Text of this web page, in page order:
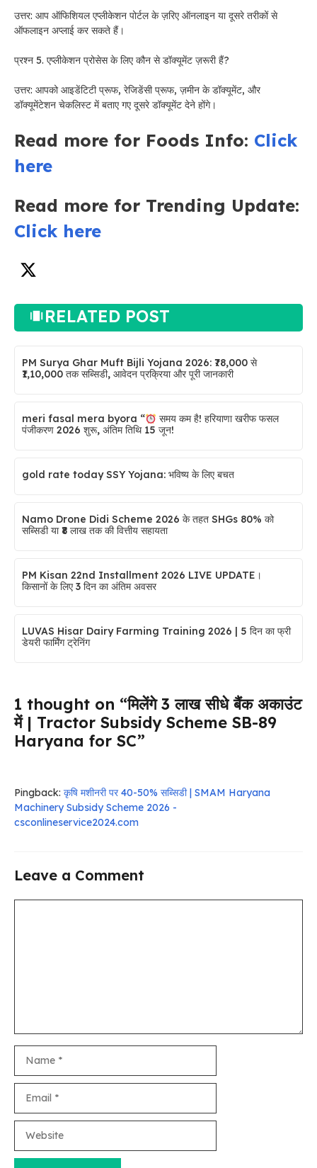
उत्तर: आप ऑफिशियल एप्लीकेशन पोर्टल के ज़रिए ऑनलाइन या दूसरे तरीकों से
ऑफलाइन अप्लाई कर सकते हैं।
प्रश्न 5. एप्लीकेशन प्रोसेस के लिए कौन से डॉक्यूमेंट ज़रूरी हैं?
उत्तर: आपको आइडेंटिटी प्रूफ, रेजिडेंसी प्रूफ, ज़मीन के डॉक्यूमेंट, और
डॉक्यूमेंटेशन चेकलिस्ट में बताए गए दूसरे डॉक्यूमेंट देने होंगे।
Read more for Foods Info: Click
here
Read more for Trending Update:
Click here
RELATED POST
PM Surya Ghar Muft Bijli Yojana 2026: ₹78,000 से
₹1,10,000 तक सब्सिडी, आवेदन प्रक्रिया और पूरी जानकारी
meri fasal mera byora “
समय कम है! हरियाणा खरीफ फसल
पंजीकरण 2026 शुरू, अंतिम तिथि 15 जून!
gold rate today SSY Yojana: भविष्य के लिए बचत
Namo Drone Didi Scheme 2026 के तहत SHGs 80% को
सब्सिडी या ₹8 लाख तक की वित्तीय सहायता
PM Kisan 22nd Installment 2026 LIVE UPDATE।
किसानों के लिए 3 दिन का अंतिम अवसर
LUVAS Hisar Dairy Farming Training 2026 | 5 दिन का फ्री
डेयरी फार्मिंग ट्रेनिंग
1 thought on “मिलेंगे ₹3 लाख सीधे बैंक अकाउंट
में | Tractor Subsidy Scheme SB-89
Haryana for SC”
Pingback: कृषि मशीनरी पर 40-50% सब्सिडी | SMAM Haryana
Machinery Subsidy Scheme 2026 -
csconlineservice2024.com
Leave a Comment